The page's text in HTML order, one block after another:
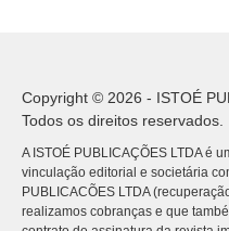
Copyright © 2026 - ISTOÉ
Todos os direitos reservados.
A ISTOÉ PUBLICAÇÕES LTDA é
vinculação editorial e societária
PUBLICACÕES LTDA
realizamos cobranças e que